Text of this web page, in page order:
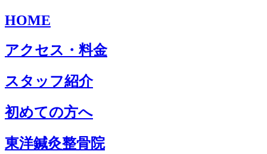
HOME
アクセス・料金
スタッフ紹介
初めての方へ
東洋鍼灸整骨院